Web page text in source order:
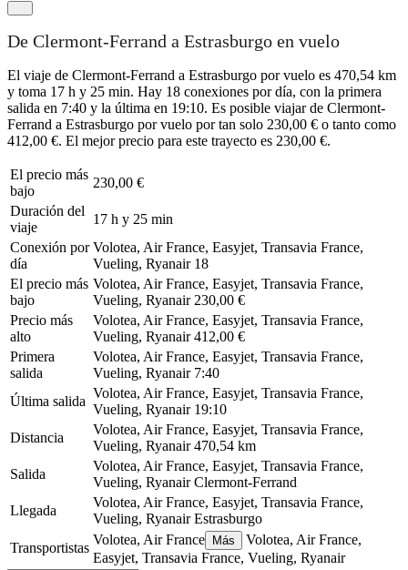
De Clermont-Ferrand a Estrasburgo en vuelo
El viaje de Clermont-Ferrand a Estrasburgo por vuelo es 470,54 km
y toma 17 h y 25 min. Hay 18 conexiones por día, con la primera
salida en 7:40 y la última en 19:10. Es posible viajar de Clermont-
Ferrand a Estrasburgo por vuelo por tan solo 230,00 € o tanto como
412,00 €. El mejor precio para este trayecto es 230,00 €.
El precio más
bajo
230,00 €
Duración del
viaje
17 h y 25 min
Conexión por
día
Volotea, Air France, Easyjet, Transavia France,
Vueling, Ryanair 18
El precio más
bajo
Volotea, Air France, Easyjet, Transavia France,
Vueling, Ryanair 230,00 €
Precio más
alto
Volotea, Air France, Easyjet, Transavia France,
Vueling, Ryanair 412,00 €
Primera
salida
Volotea, Air France, Easyjet, Transavia France,
Vueling, Ryanair 7:40
Última salida
Volotea, Air France, Easyjet, Transavia France,
Vueling, Ryanair 19:10
Distancia
Volotea, Air France, Easyjet, Transavia France,
Vueling, Ryanair 470,54 km
Salida
Volotea, Air France, Easyjet, Transavia France,
Vueling, Ryanair Clermont-Ferrand
Llegada
Volotea, Air France, Easyjet, Transavia France,
Vueling, Ryanair Estrasburgo
Transportistas
Volotea, Air France Más
Volotea, Air France,
Easyjet, Transavia France, Vueling, Ryanair
©CARTO , ©OpenStreetMapcontributors